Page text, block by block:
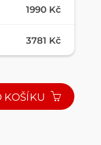
1990 Kč
3781 Kč
KOŠÍKU